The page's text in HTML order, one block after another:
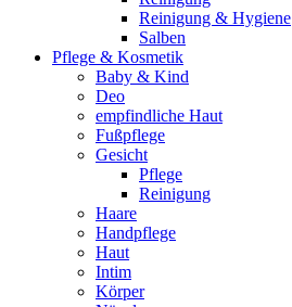
Reinigung & Hygiene
Salben
Pflege & Kosmetik
Baby & Kind
Deo
empfindliche Haut
Fußpflege
Gesicht
Pflege
Reinigung
Haare
Handpflege
Haut
Intim
Körper